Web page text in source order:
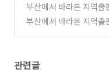
부산에서 바라본 지역출
(2) (0)
부산에서 바라본 지역출
관련글